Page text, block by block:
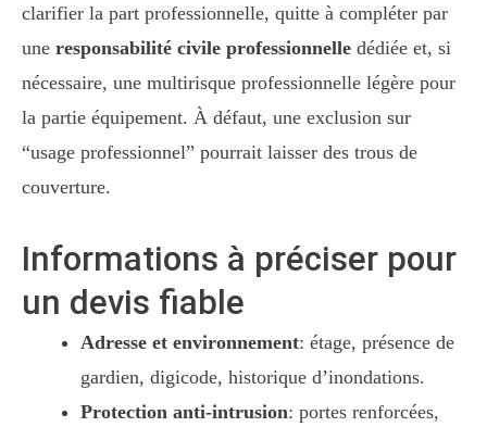
clarifier la part professionnelle, quitte à compléter par
une responsabilité civile professionnelle dédiée et, si
nécessaire, une multirisque professionnelle légère pour
la partie équipement. À défaut, une exclusion sur
“usage professionnel” pourrait laisser des trous de
couverture.
Informations à préciser pour
un devis fiable
Adresse et environnement: étage, présence de
gardien, digicode, historique d’inondations.
Protection anti-intrusion: portes renforcées,